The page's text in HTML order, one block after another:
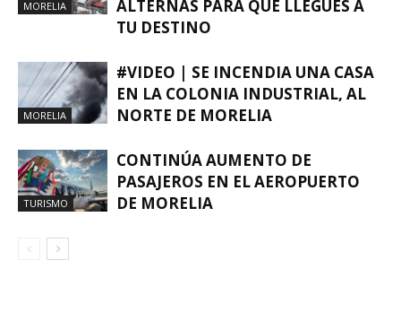
MORELIA
ALTERNAS PARA QUE LLEGUES A
TU DESTINO
MORELIA
#VIDEO | SE INCENDIA UNA CASA
EN LA COLONIA INDUSTRIAL, AL
NORTE DE MORELIA
TURISMO
CONTINÚA AUMENTO DE
PASAJEROS EN EL AEROPUERTO
DE MORELIA